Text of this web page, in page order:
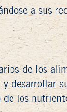
a sus
de los
desarrollar
los